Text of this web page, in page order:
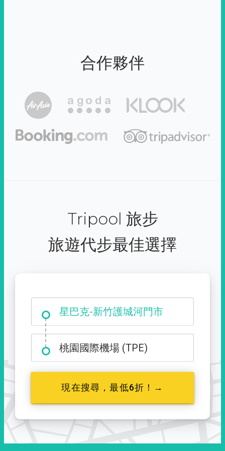
合作夥伴
Tripool 旅步
旅遊代步最佳選擇
星巴克-新竹護城河門市
大霸尖山登山口
桃園國際機場 (TPE)
現在搜尋，最低6折！→